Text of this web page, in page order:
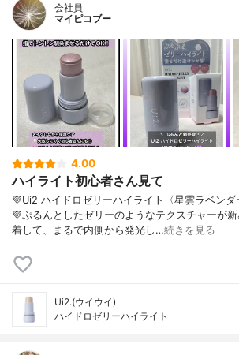
会社員
マイピコブー
4.00
ハイライト初心者さん見て
💜Ui2 ハイドロゼリーハイライト〈星雲ラベン
💜ぷるんとしたゼリーのようなテクスチャーが
着して、まるで内側から発光し…続きを見る
Ui2.(ウイウイ)
ハイドロゼリーハイライト